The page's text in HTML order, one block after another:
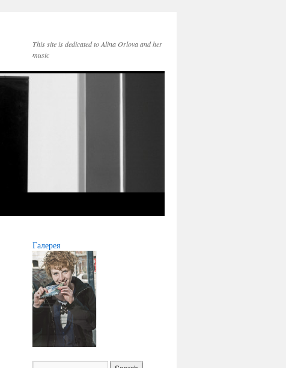
This site is dedicated to Alina Orlova and her
music
Галерея